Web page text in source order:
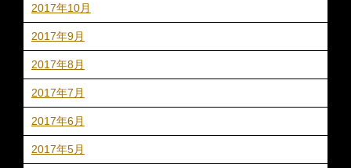
2017年10月
2017年9月
2017年8月
2017年7月
2017年6月
2017年5月